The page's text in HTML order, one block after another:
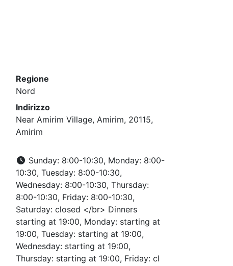
Regione
Nord
Indirizzo
Near Amirim Village, Amirim, 20115,
Amirim
Sunday: 8:00-10:30, Monday: 8:00-
10:30, Tuesday: 8:00-10:30,
Wednesday: 8:00-10:30, Thursday:
8:00-10:30, Friday: 8:00-10:30,
Saturday: closed </br> Dinners
starting at 19:00, Monday: starting at
19:00, Tuesday: starting at 19:00,
Wednesday: starting at 19:00,
Thursday: starting at 19:00, Friday: cl